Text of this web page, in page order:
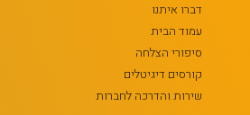
דברו איתנו
עמוד הבית
סיפורי הצלחה
קורסים דיגיטלים
שירות והדרכה לחברות